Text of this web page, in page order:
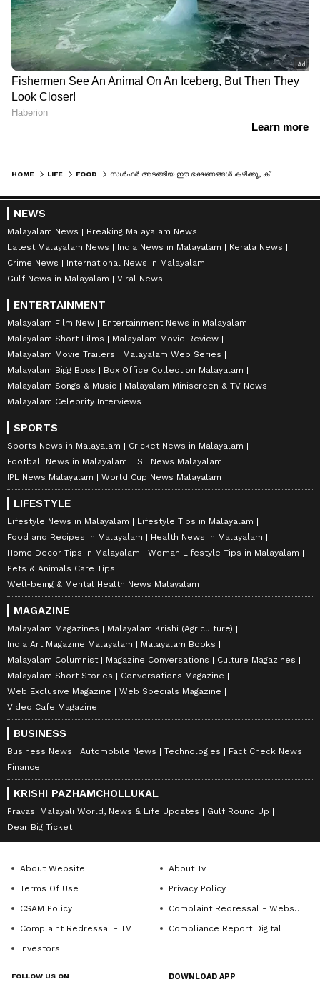
HOME LIFE FOOD സള്‍ഫര്‍ അടങ്ങിയ ഈ ഭക്ഷണങ്ങള്‍ കഴിക്കൂ, ക്യാന്‍സര്‍ സാധ്യതയെ കുറയ്ക്കാം...
NEWS
Malayalam News
Breaking Malayalam News
Latest Malayalam News
India News in Malayalam
Kerala News
Crime News
International News in Malayalam
Gulf News in Malayalam
Viral News
ENTERTAINMENT
Malayalam Film New
Entertainment News in Malayalam
Malayalam Short Films
Malayalam Movie Review
Malayalam Movie Trailers
Malayalam Web Series
Malayalam Bigg Boss
Box Office Collection Malayalam
Malayalam Songs & Music
Malayalam Miniscreen & TV News
Malayalam Celebrity Interviews
SPORTS
Sports News in Malayalam
Cricket News in Malayalam
Football News in Malayalam
ISL News Malayalam
IPL News Malayalam
World Cup News Malayalam
LIFESTYLE
Lifestyle News in Malayalam
Lifestyle Tips in Malayalam
Food and Recipes in Malayalam
Health News in Malayalam
Home Decor Tips in Malayalam
Woman Lifestyle Tips in Malayalam
Pets & Animals Care Tips
Well-being & Mental Health News Malayalam
MAGAZINE
Malayalam Magazines
Malayalam Krishi (Agriculture)
India Art Magazine Malayalam
Malayalam Books
Malayalam Columnist
Magazine Conversations
Culture Magazines
Malayalam Short Stories
Conversations Magazine
Web Exclusive Magazine
Web Specials Magazine
Video Cafe Magazine
BUSINESS
Business News Automobile News Technologies
Fact Check News
Finance
KRISHI PAZHAMCHOLLUKAL
Pravasi Malayali World, News & Life Updates
Gulf Round Up
Dear Big Ticket
About Website
About Tv
Terms Of Use
Privacy Policy
CSAM Policy
Complaint Redressal - Website
Complaint Redressal - TV
Compliance Report Digital
Investors
FOLLOW US ON DOWNLOAD APP